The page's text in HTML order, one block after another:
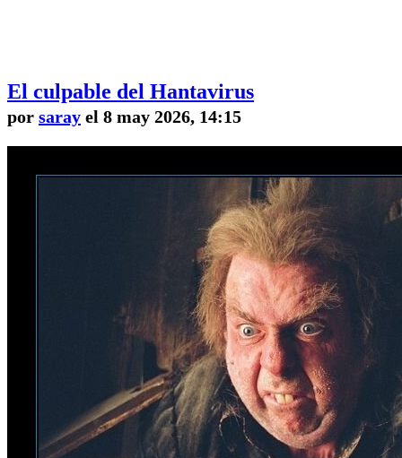
El culpable del Hantavirus
por saray el 8 may 2026, 14:15